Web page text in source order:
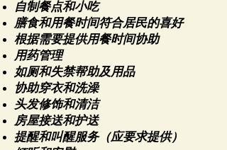
自制餐点和小吃
膳食和用餐时间符合居民的喜好
根据需要提供用餐时间协助
用药管理
如厕和失禁帮助及用品
协助穿衣和洗澡
头发修饰和清洁
房屋接送和护送
提醒和叫醒服务（应要求提供）